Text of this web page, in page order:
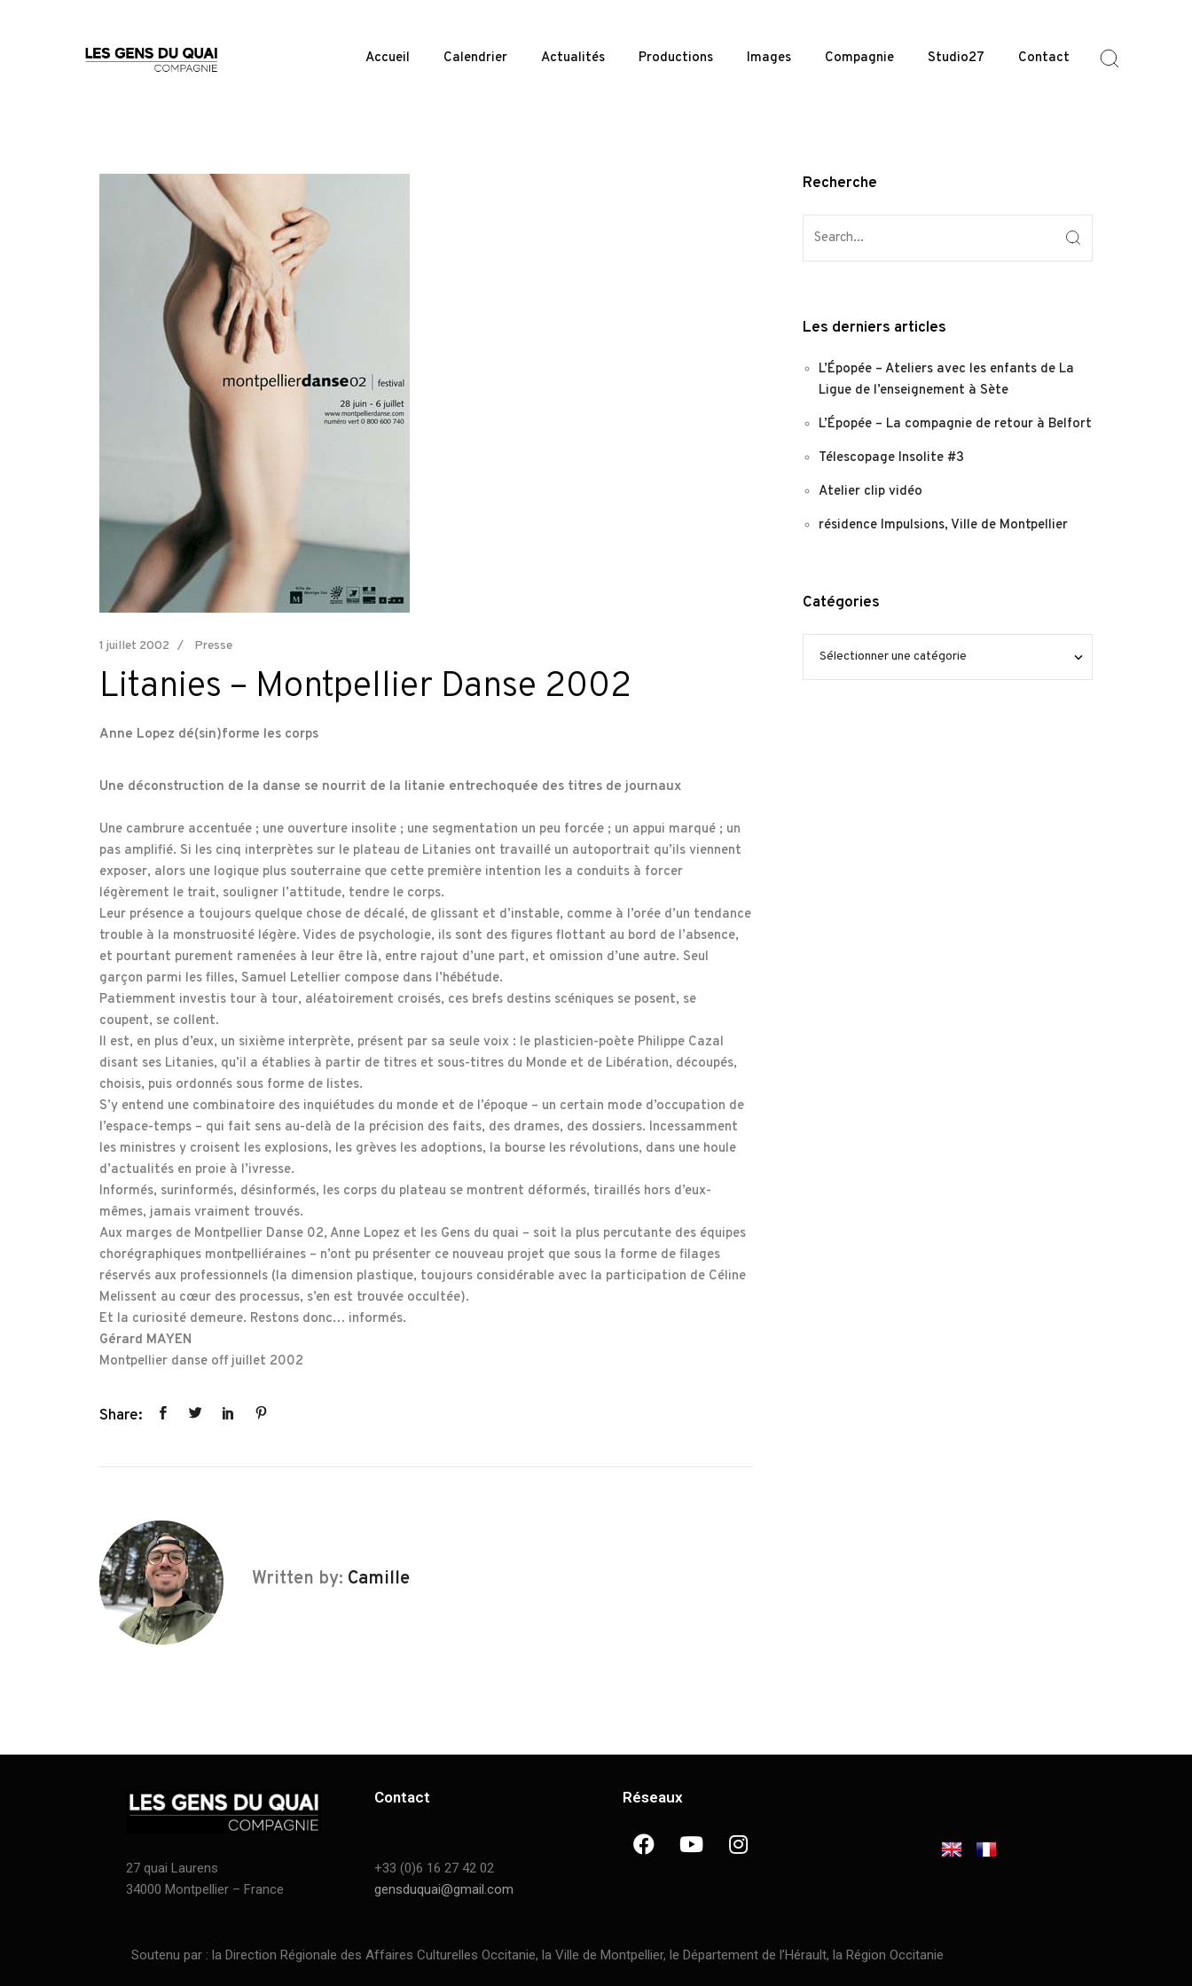
Accueil Calendrier Actualités Productions Images Compagnie Studio27 Contact
1 juillet 2002 Presse
Litanies – Montpellier Danse 2002
Anne Lopez dé(sin)forme les corps
Une déconstruction de la danse se nourrit de la litanie entrechoquée des titres de journaux
Une cambrure accentuée ; une ouverture insolite ; une segmentation un peu forcée ; un appui marqué ; un
pas amplifié. Si les cinq interprètes sur le plateau de Litanies ont travaillé un autoportrait qu’ils viennent
exposer, alors une logique plus souterraine que cette première intention les a conduits à forcer
légèrement le trait, souligner l’attitude, tendre le corps.
Leur présence a toujours quelque chose de décalé, de glissant et d’instable, comme à l’orée d’un tendance
trouble à la monstruosité légère. Vides de psychologie, ils sont des figures flottant au bord de l’absence,
et pourtant purement ramenées à leur être là, entre rajout d’une part, et omission d’une autre. Seul
garçon parmi les filles, Samuel Letellier compose dans l’hébétude.
Patiemment investis tour à tour, aléatoirement croisés, ces brefs destins scéniques se posent, se
coupent, se collent.
Il est, en plus d’eux, un sixième interprète, présent par sa seule voix : le plasticien-poète Philippe Cazal
disant ses Litanies, qu’il a établies à partir de titres et sous-titres du Monde et de Libération, découpés,
choisis, puis ordonnés sous forme de listes.
S’y entend une combinatoire des inquiétudes du monde et de l’époque – un certain mode d’occupation de
l’espace-temps – qui fait sens au-delà de la précision des faits, des drames, des dossiers. Incessamment
les ministres y croisent les explosions, les grèves les adoptions, la bourse les révolutions, dans une houle
d’actualités en proie à l’ivresse.
Informés, surinformés, désinformés, les corps du plateau se montrent déformés, tiraillés hors d’eux-
mêmes, jamais vraiment trouvés.
Aux marges de Montpellier Danse 02, Anne Lopez et les Gens du quai – soit la plus percutante des équipes
chorégraphiques montpelliéraines – n’ont pu présenter ce nouveau projet que sous la forme de filages
réservés aux professionnels (la dimension plastique, toujours considérable avec la participation de Céline
Melissent au cœur des processus, s’en est trouvée occultée).
Et la curiosité demeure. Restons donc… informés.
Gérard MAYEN
Montpellier danse off juillet 2002
Share:
Written by: Camille
Recherche
Les derniers articles
L’Épopée – Ateliers avec les enfants de La
Ligue de l’enseignement à Sète
L’Épopée – La compagnie de retour à Belfort
Télescopage Insolite #3
Atelier clip vidéo
résidence Impulsions, Ville de Montpellier
Catégories
27 quai Laurens
34000 Montpellier – France
Contact
+33 (0)6 16 27 42 02
gensduquai@gmail.com
Réseaux
Soutenu par : la Direction Régionale des Affaires Culturelles Occitanie, la Ville de Montpellier, le Département de l’Hérault, la Région Occitanie